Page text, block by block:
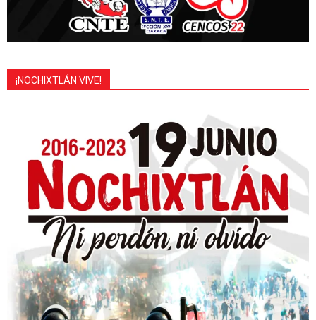
¡NOCHIXTLÁN VIVE!